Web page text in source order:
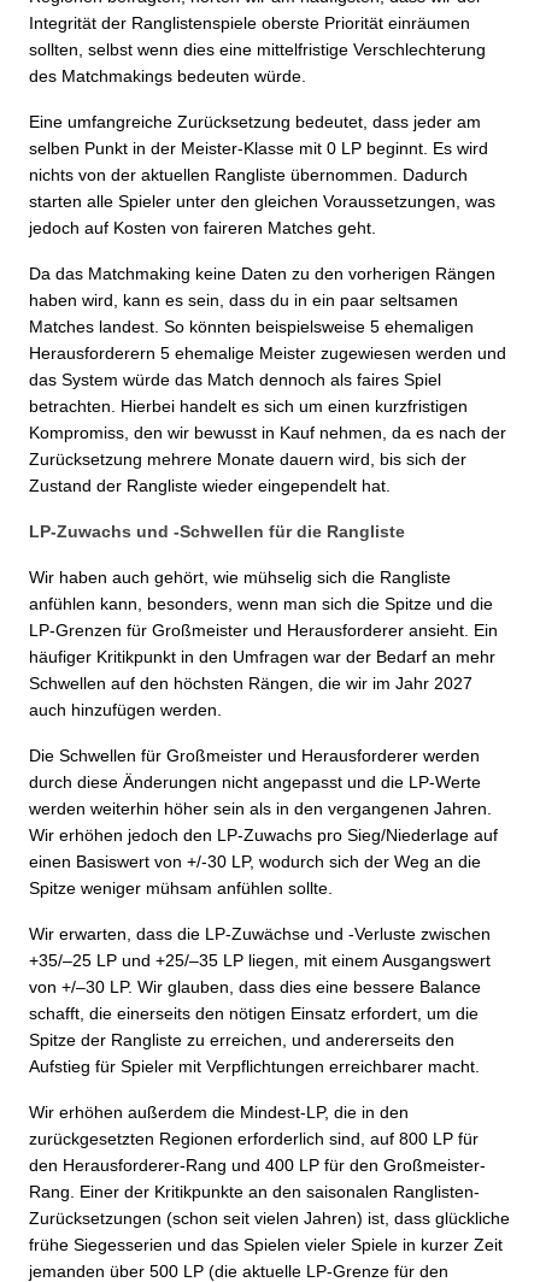
Integrität der Ranglistenspiele oberste Priorität einräumen
sollten, selbst wenn dies eine mittelfristige Verschlechterung
des Matchmakings bedeuten würde.
Eine umfangreiche Zurücksetzung bedeutet, dass jeder am
selben Punkt in der Meister-Klasse mit 0 LP beginnt. Es wird
nichts von der aktuellen Rangliste übernommen. Dadurch
starten alle Spieler unter den gleichen Voraussetzungen, was
jedoch auf Kosten von faireren Matches geht.
Da das Matchmaking keine Daten zu den vorherigen Rängen
haben wird, kann es sein, dass du in ein paar seltsamen
Matches landest. So könnten beispielsweise 5 ehemaligen
Herausforderern 5 ehemalige Meister zugewiesen werden und
das System würde das Match dennoch als faires Spiel
betrachten. Hierbei handelt es sich um einen kurzfristigen
Kompromiss, den wir bewusst in Kauf nehmen, da es nach der
Zurücksetzung mehrere Monate dauern wird, bis sich der
Zustand der Rangliste wieder eingependelt hat.
LP-Zuwachs und -Schwellen für die Rangliste
Wir haben auch gehört, wie mühselig sich die Rangliste
anfühlen kann, besonders, wenn man sich die Spitze und die
LP-Grenzen für Großmeister und Herausforderer ansieht. Ein
häufiger Kritikpunkt in den Umfragen war der Bedarf an mehr
Schwellen auf den höchsten Rängen, die wir im Jahr 2027
auch hinzufügen werden.
Die Schwellen für Großmeister und Herausforderer werden
durch diese Änderungen nicht angepasst und die LP-Werte
werden weiterhin höher sein als in den vergangenen Jahren.
Wir erhöhen jedoch den LP-Zuwachs pro Sieg/Niederlage auf
einen Basiswert von +/-30 LP, wodurch sich der Weg an die
Spitze weniger mühsam anfühlen sollte.
Wir erwarten, dass die LP-Zuwächse und -Verluste zwischen
+35/–25 LP und +25/–35 LP liegen, mit einem Ausgangswert
von +/–30 LP. Wir glauben, dass dies eine bessere Balance
schafft, die einerseits den nötigen Einsatz erfordert, um die
Spitze der Rangliste zu erreichen, und andererseits den
Aufstieg für Spieler mit Verpflichtungen erreichbarer macht.
Wir erhöhen außerdem die Mindest-LP, die in den
zurückgesetzten Regionen erforderlich sind, auf 800 LP für
den Herausforderer-Rang und 400 LP für den Großmeister-
Rang. Einer der Kritikpunkte an den saisonalen Ranglisten-
Zurücksetzungen (schon seit vielen Jahren) ist, dass glückliche
frühe Siegesserien und das Spielen vieler Spiele in kurzer Zeit
jemanden über 500 LP (die aktuelle LP-Grenze für den